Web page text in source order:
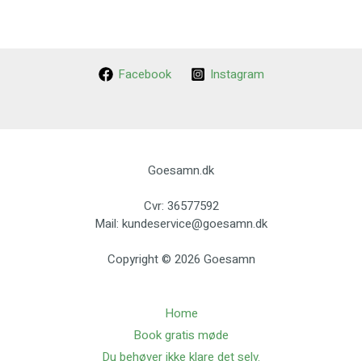
Facebook Instagram
Goesamn.dk
Cvr: 36577592
Mail: kundeservice@goesamn.dk
Copyright © 2026 Goesamn
Home
Book gratis møde
Du behøver ikke klare det selv.